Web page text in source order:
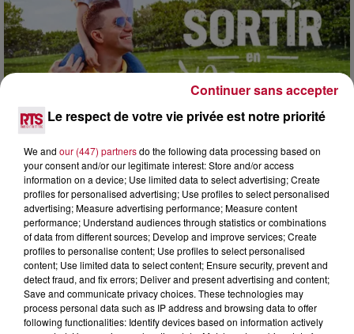
7 août 2026
NOS IDÉES DE SORTIE POUR CE WEEK-END
Comme tous les vendredis, voici une petite sélection des
rendez-vous à ne pas manquer dans le coin. Que vous ayez
envie de voyager à l'autre bout du monde,...
Le respect de votre vie privée est notre priorité
We and our (447) partnersdo the following data processing based on
your consent and/or our legitimate interest: Store and/or access
information on a device; Use limited data to select advertising; Create
profiles for personalised advertising; Use profiles to select personalised
advertising; Measure advertising performance; Measure content
performance; Understand audiences through statistics or combinations
of data from different sources; Develop and improve services; Create
profiles to personalise content; Use profiles to select personalised
content; Use limited data to select content; Ensure security, prevent and
detect fraud, and fix errors; Deliver and present advertising and content;
Save and communicate privacy choices. These technologies may
process personal data such as IP address and browsing data to offer
following functionalities: Identify devices based on information actively
Continuer sans accepter